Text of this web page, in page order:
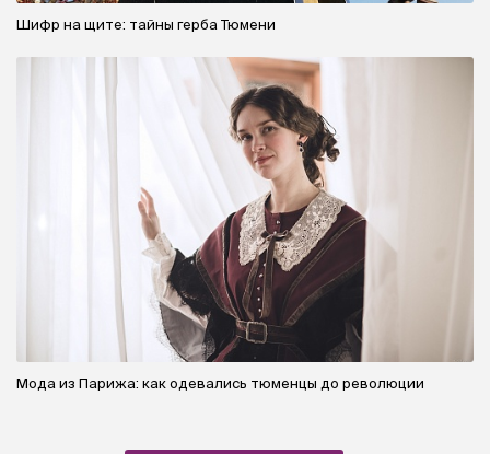
Шифр на щите: тайны герба Тюмени
Мода из Парижа: как одевались тюменцы до революции